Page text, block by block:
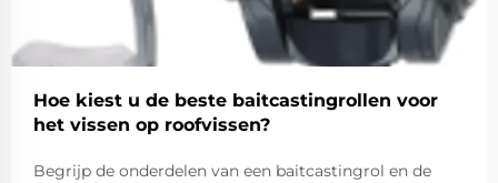
Hoe kiest u de beste baitcastingrollen voor
het vissen op roofvissen?
Begrijp de onderdelen van een baitcastingrol en de